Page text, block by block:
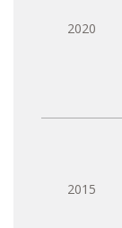
2020
2015